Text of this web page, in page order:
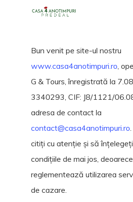
Bun venit pe site-ul nostru
www.casa4anotimpuri.ro,
G & Tours, înregistrată la
3340293, CIF: J8/1121/
adresa de contact la
contact@casa4anotimpuri.ro
citiți cu atenție și să
condițiile de mai jos,
reglementează utilizarea
de cazare.